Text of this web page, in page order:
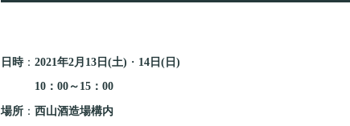
日時： 2021年2月13日(土) ・ 14日(日)
10：00～15：00
場所 ： 西山酒造場構内